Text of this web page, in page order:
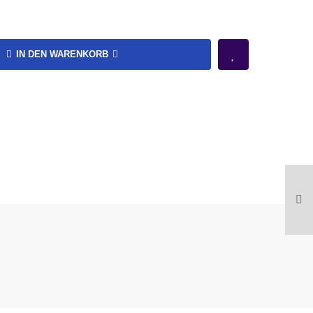
IN DEN WARENKORB